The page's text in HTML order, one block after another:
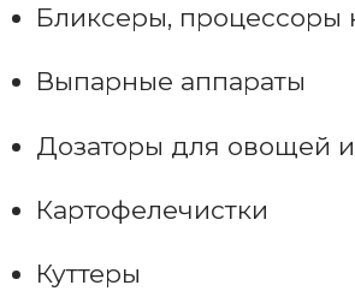
Бликсеры, процессоры
Выпарные аппараты
Дозаторы для овощей
Картофелечистки
Куттеры